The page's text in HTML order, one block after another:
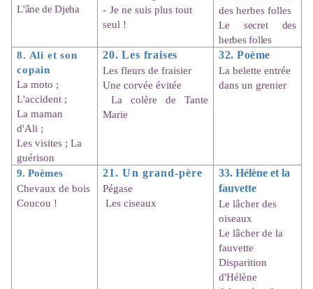
L'âne de Djeha
- Je ne suis plus tout
seul !
des herbes folles
Le secret des
herbes folles
8. Ali et son
copain
La moto ;
L'accident ;
La maman
d'Ali ;
Les visites ; La
guérison
20. Les fraises
Les fleurs de fraisier
Une corvée évitée
La colère de Tante
Marie
32. Poème
La belette entrée
dans un grenier
9. Poèmes
Chevaux de bois
Coucou !
21. Un grand-père
Pégase
Les ciseaux
33. Hélène et la
fauvette
Le lâcher des
oiseaux
Le lâcher de la
fauvette
Disparition
d'Hélène